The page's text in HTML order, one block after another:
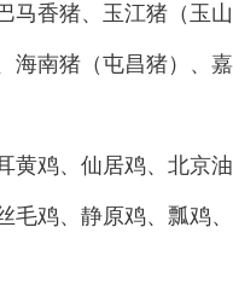
马香猪、玉江猪（玉
海南猪（屯昌猪）、
鸡、仙居鸡、北京油
毛鸡、静原鸡、瓢鸡